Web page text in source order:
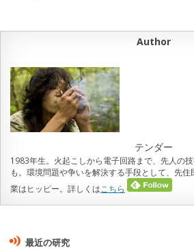
Author
テンダー
1983年生。火起こしから電子回路まで、先人の
も。環境問題や争いを解決する手段として、先
業はヒッピー。詳しくは こちら
最近の研究